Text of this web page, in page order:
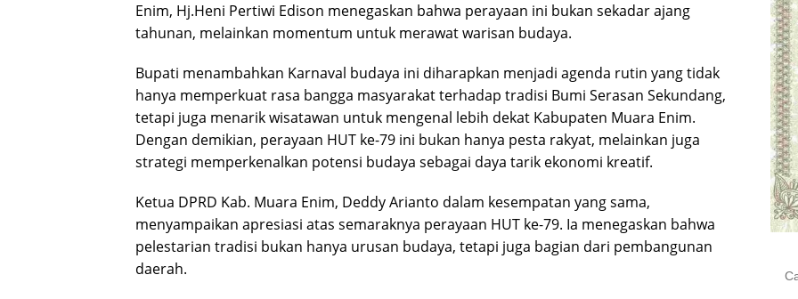
Enim, Hj.Heni Pertiwi Edison menegaskan bahwa perayaan ini bukan sekadar ajang
tahunan, melainkan momentum untuk merawat warisan budaya.
Bupati menambahkan Karnaval budaya ini diharapkan menjadi agenda rutin yang tidak
hanya memperkuat rasa bangga masyarakat terhadap tradisi Bumi Serasan Sekundang,
tetapi juga menarik wisatawan untuk mengenal lebih dekat Kabupaten Muara Enim.
Dengan demikian, perayaan HUT ke-79 ini bukan hanya pesta rakyat, melainkan juga
strategi memperkenalkan potensi budaya sebagai daya tarik ekonomi kreatif.
Ketua DPRD Kab. Muara Enim, Deddy Arianto dalam kesempatan yang sama,
menyampaikan apresiasi atas semaraknya perayaan HUT ke-79. Ia menegaskan bahwa
pelestarian tradisi bukan hanya urusan budaya, tetapi juga bagian dari pembangunan
daerah.